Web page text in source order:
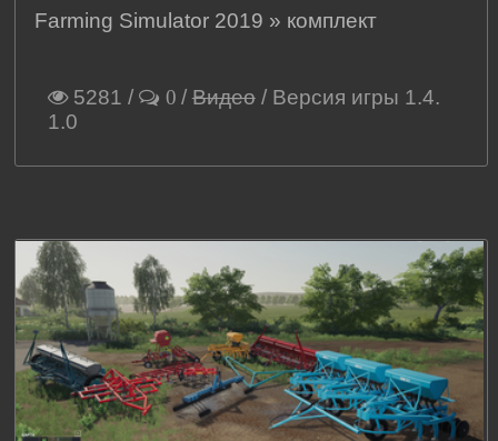
Farming Simulator 2019 » комплект
5281 / 0 /Видео/ Версия игры 1.4.
1.0